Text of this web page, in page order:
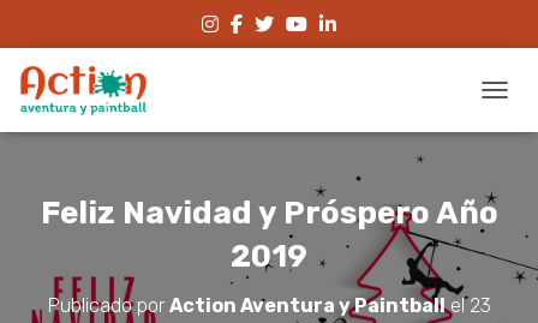
Feliz Navidad y Próspero Año
2019
Publicado por Action Aventura y Paintballel23